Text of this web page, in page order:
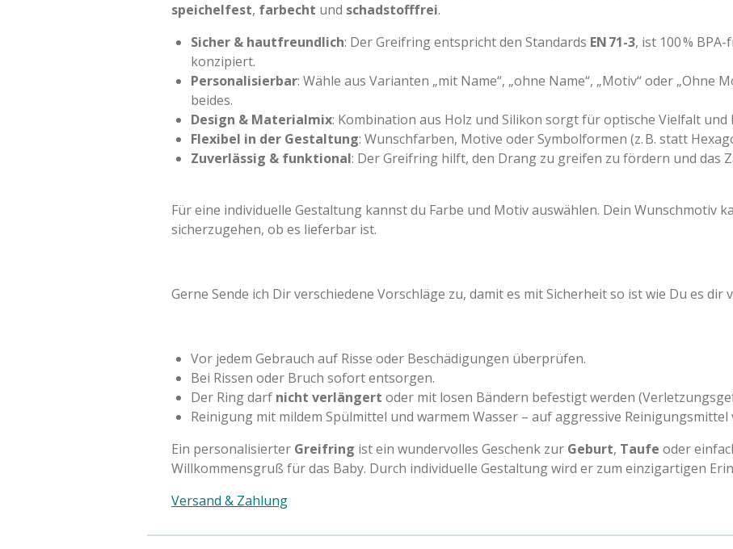
speichelfest, farbecht und schadstofffrei.
Sicher & hautfreundlich: Der Greifring entspricht den Standards EN 71-3, ist 100 %
konzipiert.
Personalisierbar: Wähle aus Varianten „mit Name“, „ohne Name“, „Motiv“ oder „Ohne
beides.
Design & Materialmix: Kombination aus Holz und Silikon sorgt für optische Vielfalt und
Flexibel in der Gestaltung: Wunschfarben, Motive oder Symbolformen (z. B. statt
Zuverlässig & funktional: Der Greifring hilft, den Drang zu greifen zu fördern und das
Für eine individuelle Gestaltung kannst du Farbe und Motiv auswählen. Dein Wunschmotiv
sicherzugehen, ob es lieferbar ist.
Gerne Sende ich Dir verschiedene Vorschläge zu, damit es mit Sicherheit so ist wie Du es dir
Vor jedem Gebrauch auf Risse oder Beschädigungen überprüfen.
Bei Rissen oder Bruch sofort entsorgen.
Der Ring darf nicht verlängert oder mit losen Bändern befestigt werden
Reinigung mit mildem Spülmittel und warmem Wasser – auf aggressive Reinigungsmittel
Ein personalisierter Greifring ist ein wundervolles Geschenk zur Geburt, Taufe oder
Willkommensgruß für das Baby. Durch individuelle Gestaltung wird er zum einzigartigen
Versand & Zahlung